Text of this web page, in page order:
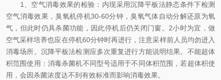
1、空气消毒效果的检验：内现采用沉降平板法静态条件下检测
空气消毒效果，臭氧机停机30-60分钟，臭氧气体自动分解还原为氧
气，但此时仍具杀菌功能，因此停机后仍关闭门窗。2小时为宜，做
空气采样培养也应在停机60分钟时再进行，注意采样前人员均勿进入
消毒场所。沉降平板法检测应多次重复进行方能说明结果。不能超体
积范围使用：消毒杀菌机不同型号适用于不同体积范围，若超体积使
用，会因杀菌浓度达不到有效标准而影响消毒效果。